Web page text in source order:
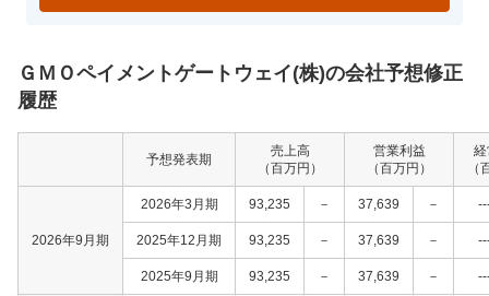
ＧＭＯペイメントゲートウェイ(株)の会社予想修正
履歴
予想発表期
売上高
（百万円）
営業利益
（百万円）
（
2026年9月期
2026年3月期 93,235 － 37,639 －
2025年12月期 93,235 － 37,639 －
2025年9月期 93,235 － 37,639 －